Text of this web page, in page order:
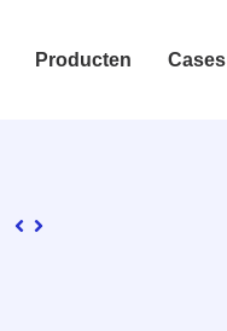
Producten Cases